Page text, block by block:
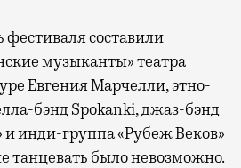
составили
музыканты» театра
Евгения Марчелли, этно-
бэнд Spokanki, джаз-бэнд
и инди-группа «Рубеж Веков»
танцевать было невозможно.